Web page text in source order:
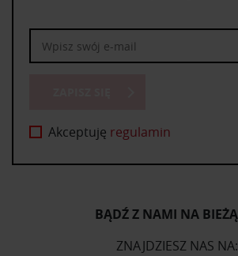
Akceptuję regulamin
BĄDŹ Z NAMI NA
ZNAJDZIESZ NAS NA: